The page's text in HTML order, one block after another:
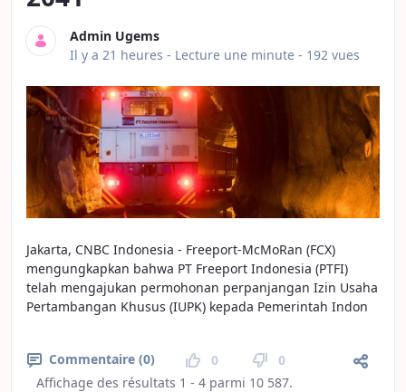
Admin Ugems
Date de publication
Il y a 21 heures - Lecture une minute - 192 vues
Jakarta, CNBC Indonesia - Freeport-McMoRan (FCX)
mengungkapkan bahwa PT Freeport Indonesia (PTFI)
telah mengajukan permohonan perpanjangan Izin Usaha
Pertambangan Khusus (IUPK) kepada Pemerintah Indon
Commentaire (0) 0
0
Affichage des résultats 1 - 4 parmi 10 587.